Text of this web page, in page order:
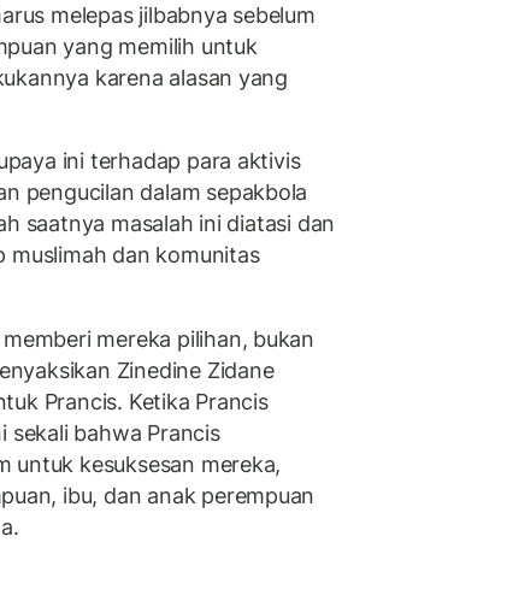
melepas jilbabnya sebelum
yang memilih untuk
karena alasan yang
ini terhadap para aktivis
pengucilan dalam sepakbola
saatnya masalah ini diatasi dan
muslimah dan komunitas
mereka pilihan, bukan
Zinedine Zidane
Prancis. Ketika Prancis
sekali bahwa Prancis
untuk kesuksesan mereka,
ibu, dan anak perempuan